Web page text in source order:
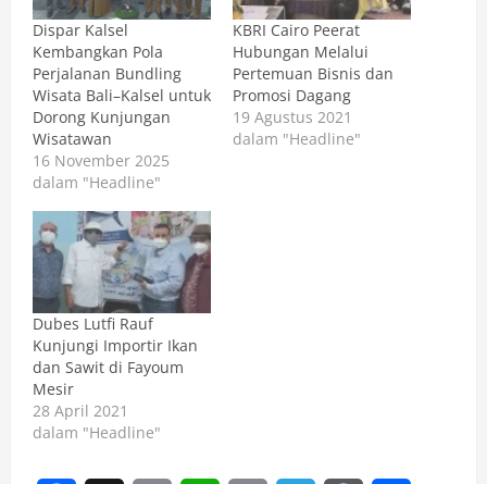
Dispar Kalsel
Kembangkan Pola
Perjalanan Bundling
Wisata Bali–Kalsel untuk
Dorong Kunjungan
Wisatawan
16 November 2025
dalam "Headline"
KBRI Cairo Peerat
Hubungan Melalui
Pertemuan Bisnis dan
Promosi Dagang
19 Agustus 2021
dalam "Headline"
Dubes Lutfi Rauf
Kunjungi Importir Ikan
dan Sawit di Fayoum
Mesir
28 April 2021
dalam "Headline"